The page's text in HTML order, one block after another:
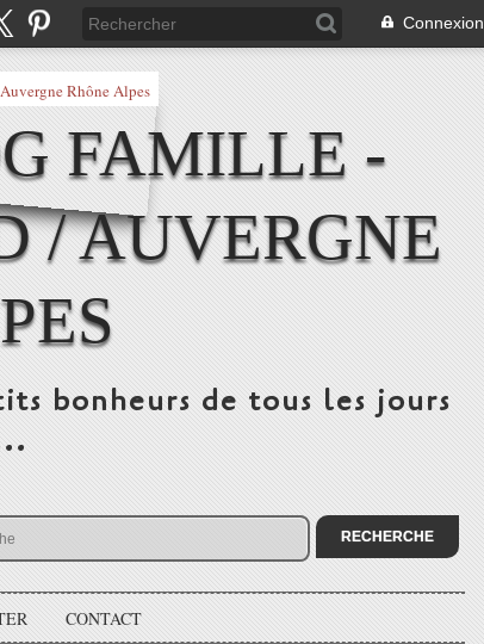
Connexion
FAMILLE -
/ AUVERGNE
bonheurs de tous les jours
CONTACT